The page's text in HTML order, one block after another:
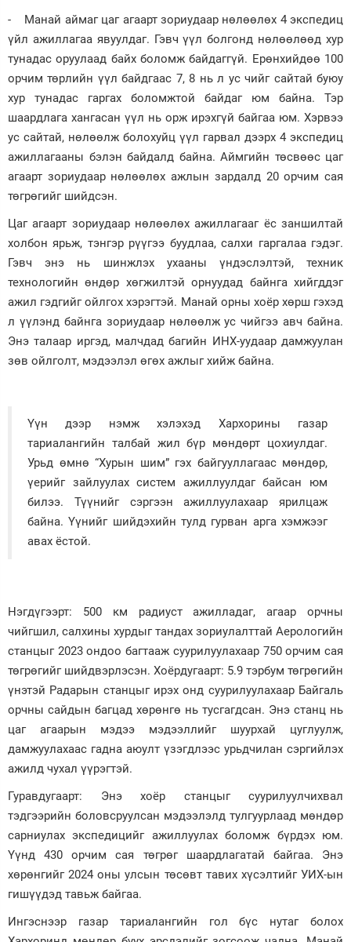
- Манай аймаг цаг агаарт зориудаар нөлөөлөх 4 экспедиц
үйл ажиллагаа явуулдаг. Гэвч үүл болгонд нөлөөлөөд хур
тунадас оруулаад байх боломж байдаггүй. Ерөнхийдөө 100
орчим төрлийн үүл байдгаас 7, 8 нь л ус чийг сайтай буюу
хур тунадас гаргах боломжтой байдаг юм байна. Тэр
шаардлага хангасан үүл нь орж ирэхгүй байгаа юм. Хэрвээ
ус сайтай, нөлөөлж болохуйц үүл гарвал дээрх 4 экспедиц
ажиллагааны бэлэн байдалд байна. Аймгийн төсвөөс цаг
агаарт зориудаар нөлөөлөх ажлын зардалд 20 орчим сая
төгрөгийг шийдсэн.
Цаг агаарт зориудаар нөлөөлөх ажиллагааг ёс заншилтай
холбон ярьж, тэнгэр рүүгээ буудлаа, салхи гаргалаа гэдэг.
Гэвч энэ нь шинжлэх ухааны үндэслэлтэй, техник
технологийн өндөр хөгжилтэй орнуудад байнга хийгддэг
ажил гэдгийг ойлгох хэрэгтэй. Манай орны хоёр хөрш гэхэд
л үүлэнд байнга зориудаар нөлөөлж ус чийгээ авч байна.
Энэ талаар иргэд, малчдад багийн ИНХ-уудаар дамжуулан
зөв ойлголт, мэдээлэл өгөх ажлыг хийж байна.
Үүн дээр нэмж хэлэхэд Хархорины газар
тариалангийн талбай жил бүр мөндөрт цохиулдаг.
Урьд өмнө “Хурын шим” гэх байгууллагаас мөндөр,
үерийг зайлуулах систем ажиллуулдаг байсан юм
билээ. Түүнийг сэргээн ажиллуулахаар ярилцаж
байна. Үүнийг шийдэхийн тулд гурван арга хэмжээг
авах ёстой.
Нэгдүгээрт: 500 км радиуст ажилладаг, агаар орчны
чийгшил, салхины хурдыг тандах зориулалттай Аерологийн
станцыг 2023 ондоо багтааж суурилуулахаар 750 орчим сая
төгрөгийг шийдвэрлэсэн. Хоёрдугаарт: 5.9 тэрбум төгрөгийн
үнэтэй Радарын станцыг ирэх онд суурилуулахаар Байгаль
орчны сайдын багцад хөрөнгө нь тусгагдсан. Энэ станц нь
цаг агаарын мэдээ мэдээллийг шуурхай цуглуулж,
дамжуулахаас гадна аюулт үзэгдлээс урьдчилан сэргийлэх
ажилд чухал үүрэгтэй.
Гуравдугаарт: Энэ хоёр станцыг суурилуулчихвал
тэдгээрийн боловсруулсан мэдээлэлд тулгуурлаад мөндөр
сарниулах экспедицийг ажиллуулах боломж бүрдэх юм.
Үүнд 430 орчим сая төгрөг шаардлагатай байгаа. Энэ
хөрөнгийг 2024 оны улсын төсөвт тавих хүсэлтийг УИХ-ын
гишүүдэд тавьж байгаа.
Ингэснээр газар тариалангийн гол бүс нутаг болох